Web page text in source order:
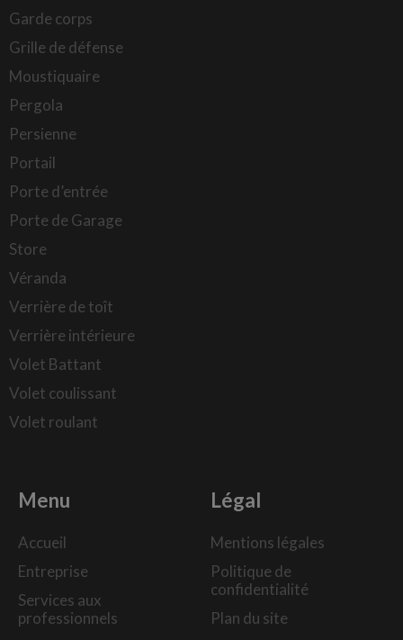
Garde corps
Grille de défense
Moustiquaire
Pergola
Persienne
Portail
Porte d’entrée
Porte de Garage
Store
Véranda
Verrière de toît
Verrière intérieure
Volet Battant
Volet coulissant
Volet roulant
Menu
Accueil
Entreprise
Services aux
professionnels
Légal
Mentions légales
Politique de
confidentialité
Plan du site